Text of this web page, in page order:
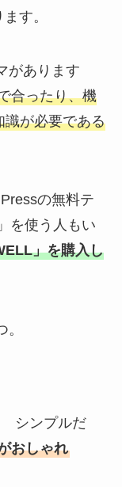
す。
があります
合ったり、機
識が必要である
の無料テ
を使う人もい
」を購入し
シンプルだ
おしゃれ